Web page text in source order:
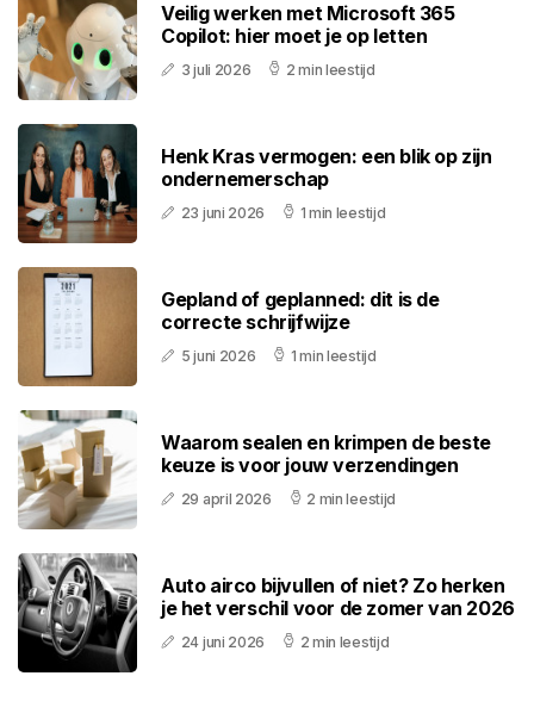
Veilig werken met Microsoft 365
Copilot: hier moet je op letten
3 juli 2026 2 min leestijd
Henk Kras vermogen: een blik op zijn
ondernemerschap
23 juni 2026 1 min leestijd
Gepland of geplanned: dit is de
correcte schrijfwijze
5 juni 2026 1 min leestijd
Waarom sealen en krimpen de beste
keuze is voor jouw verzendingen
29 april 2026 2 min leestijd
Auto airco bijvullen of niet? Zo herken
je het verschil voor de zomer van 2026
24 juni 2026 2 min leestijd